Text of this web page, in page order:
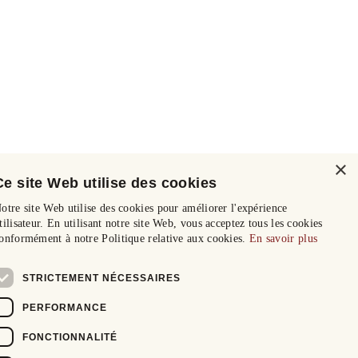
×
site Web utilise des cookies
site Web utilise des cookies pour améliorer l'expérience
En utilisant notre site Web, vous acceptez tous les cookies
à notre Politique relative aux cookies. En savoir plus
STRICTEMENT NÉCESSAIRES
PERFORMANCE
FONCTIONNALITÉ